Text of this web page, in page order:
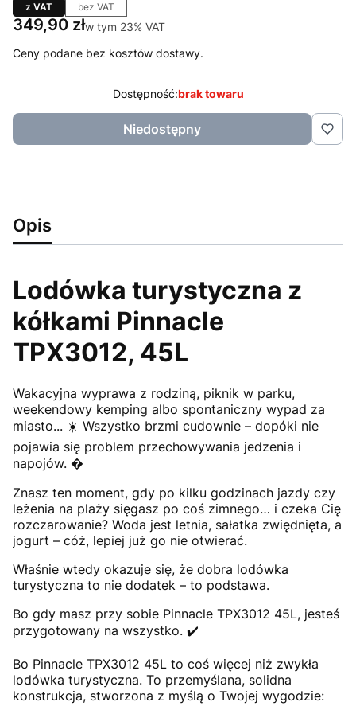
z VAT bez VAT
Cena
349,90 złw tym 23% VAT
w tym 23% VAT
Ceny podane bez kosztów dostawy.
Dostępność:brak towaru
Niedostępny
Opis
Lodówka turystyczna z
kółkami Pinnacle
TPX3012, 45L
Wakacyjna wyprawa z rodziną, piknik w parku,
weekendowy kemping albo spontaniczny wypad za
miasto... ️☀️ Wszystko brzmi cudownie – dopóki nie
pojawia się problem przechowywania jedzenia i
napojów. �️
Znasz ten moment, gdy po kilku godzinach jazdy czy
leżenia na plaży sięgasz po coś zimnego… i czeka Cię
rozczarowanie? Woda jest letnia, sałatka zwiędnięta, a
jogurt – cóż, lepiej już go nie otwierać.
Właśnie wtedy okazuje się, że dobra lodówka
turystyczna to nie dodatek – to podstawa.
Bo gdy masz przy sobie Pinnacle TPX3012 45L, jesteś
przygotowany na wszystko. ✔️
Bo Pinnacle TPX3012 45L to coś więcej niż zwykła
lodówka turystyczna. To przemyślana, solidna
konstrukcja, stworzona z myślą o Twojej wygodzie: